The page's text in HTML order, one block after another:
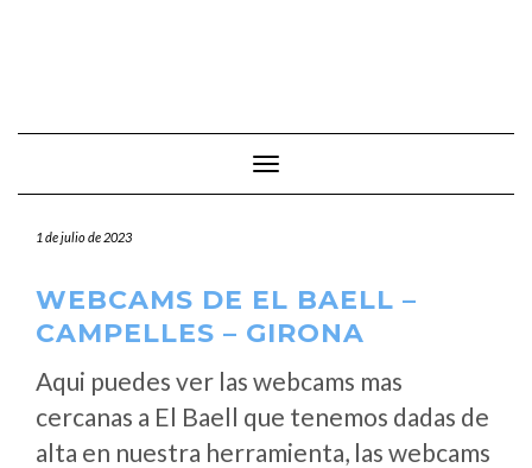
Cambiar modo de navegación
1 de julio de 2023
WEBCAMS DE EL BAELL –
CAMPELLES – GIRONA
Aqui puedes ver las webcams mas
cercanas a El Baell que tenemos dadas de
alta en nuestra herramienta, las webcams